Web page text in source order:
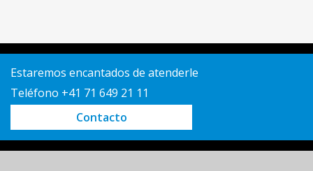
Estaremos encantados de atenderle
Teléfono +41 71 649 21 11
Contacto